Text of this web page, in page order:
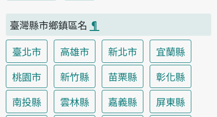
臺灣縣市鄉鎮區名 ¶
臺北市
高雄市 新北市
宜蘭縣
桃園市
新竹縣 苗栗縣
彰化縣
南投縣
雲林縣 嘉義縣
屏東縣